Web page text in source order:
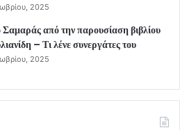
2025
από την παρουσίαση βιβλίου
– Τι λένε συνεργάτες του
2025